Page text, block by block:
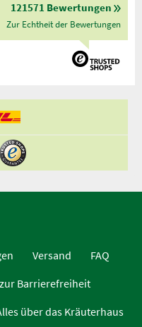
121571 Bewertungen
Zur Echtheit der Bewertungen
Versand
FAQ
Barrierefreiheit
über das Kräuterhaus